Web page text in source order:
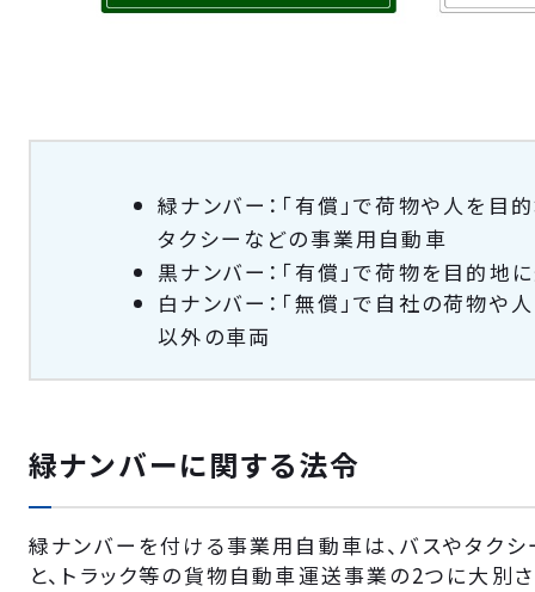
緑ナンバー：「有償」で荷物や人を目
タクシーなどの事業用自動車
黒ナンバー：「有償」で荷物を目的地
白ナンバー：「無償」で自社の荷物や
以外の車両
緑ナンバーに関する法令
緑ナンバーを付ける事業用自動車は、バスやタク
と、トラック等の貨物自動車運送事業の2つに大別